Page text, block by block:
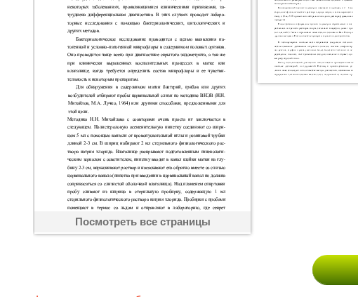
Посмотреть все страницы